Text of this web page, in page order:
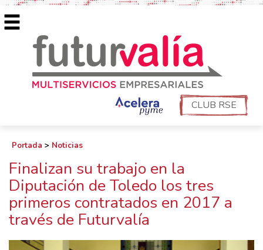
CLUB RSE
Portada > Noticias
Finalizan su trabajo en la
Diputación de Toledo los tres
primeros contratados en 2017 a
través de Futurvalía